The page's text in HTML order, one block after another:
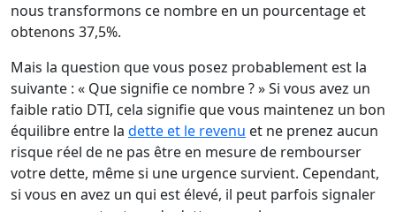
nous transformons ce nombre en un pourcentage et
obtenons 37,5%.
Mais la question que vous posez probablement est la
suivante : « Que signifie ce nombre ? » Si vous avez un
faible ratio DTI, cela signifie que vous maintenez un bon
équilibre entre la dette et le revenu et ne prenez aucun
risque réel de ne pas être en mesure de rembourser
votre dette, même si une urgence survient. Cependant,
si vous en avez un qui est élevé, il peut parfois signaler